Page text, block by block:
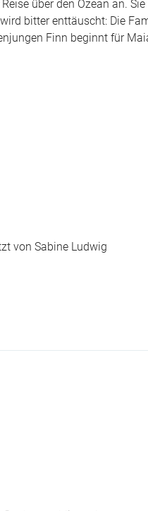
über den Ozean an.
bitter enttäuscht: Die
Finn beginnt für
von Sabine Ludwig